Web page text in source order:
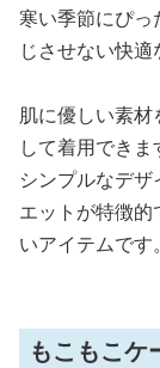
寒い季節にぴ
じさせない快適
肌に優しい素
して着用できま
シンプルなデ
エットが特徴
いアイテムです。
もこもこケ